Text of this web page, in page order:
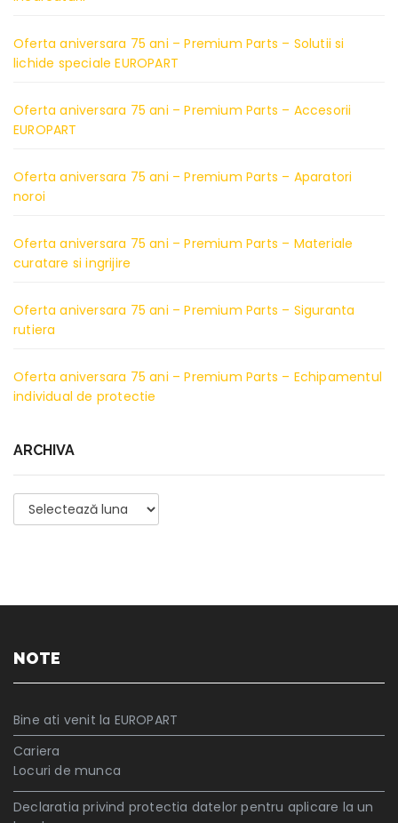
Oferta aniversara 75 ani – Premium Parts – Solutii si
lichide speciale EUROPART
Oferta aniversara 75 ani – Premium Parts – Accesorii
EUROPART
Oferta aniversara 75 ani – Premium Parts – Aparatori
noroi
Oferta aniversara 75 ani – Premium Parts – Materiale
curatare si ingrijire
Oferta aniversara 75 ani – Premium Parts – Siguranta
rutiera
Oferta aniversara 75 ani – Premium Parts – Echipamentul
individual de protectie
ARCHIVA
Archiva
NOTE
Bine ati venit la EUROPART
Cariera
Locuri de munca
Declaratia privind protectia datelor pentru aplicare la un